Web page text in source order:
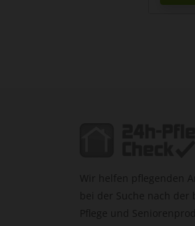
Wir helfen pflegenden
bei der Suche nach der
Pflege und